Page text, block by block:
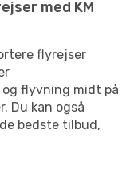
med KM
flyrejser
flyvning midt på
Du kan også
bedste tilbud,